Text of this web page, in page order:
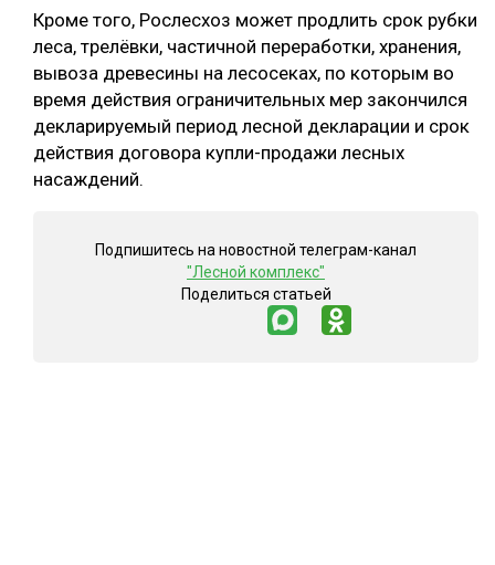
Кроме того, Рослесхоз может продлить срок рубки
леса, трелёвки, частичной переработки, хранения,
вывоза древесины на лесосеках, по которым во
время действия ограничительных мер закончился
декларируемый период лесной декларации и срок
действия договора купли-продажи лесных
насаждений.
Подпишитесь на новостной телеграм-канал
"Лесной комплекс"
Поделиться статьей